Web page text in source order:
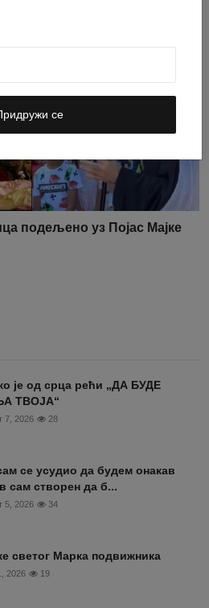
се
подељено уз Појас Мајке
је од срца рећи „ДА БУДЕ
ТВОЈА“
7, 2026 28
се усудио да будем онакав
сам створен да б...
5, 2026 34
светог Марка подвижника
2026 19